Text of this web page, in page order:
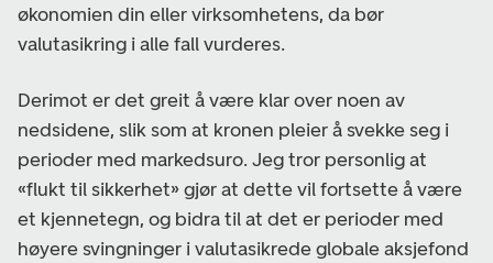
økonomien din eller virksomhetens, da bør
valutasikring i alle fall vurderes.
Derimot er det greit å være klar over noen av
nedsidene, slik som at kronen pleier å svekke seg i
perioder med markedsuro. Jeg tror personlig at
«flukt til sikkerhet» gjør at dette vil fortsette å være
et kjennetegn, og bidra til at det er perioder med
høyere svingninger i valutasikrede globale aksjefond